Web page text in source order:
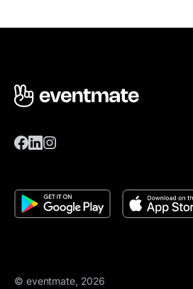
© eventmate, 2026